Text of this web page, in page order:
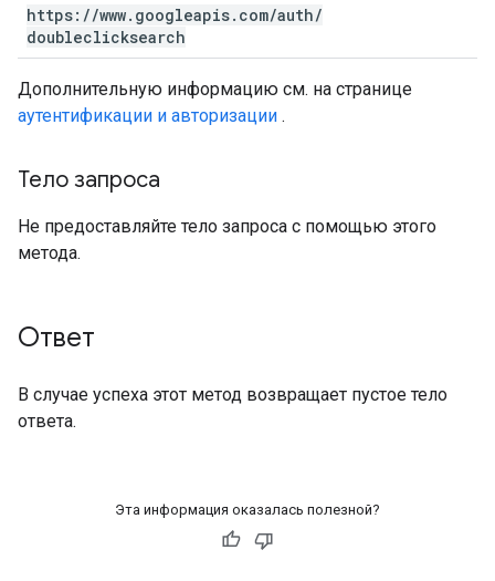
https: //www. googleapis. com/auth/
doubleclicksearch
Дополнительную информацию см. на странице
аутентификации и авторизации .
Тело запроса
Не предоставляйте тело запроса с помощью этого
метода.
Ответ
В случае успеха этот метод возвращает пустое тело
ответа.
Эта информация оказалась полезной?